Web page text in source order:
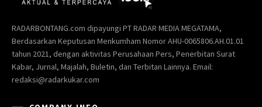
RADARBONTANG.com dipayungi PT RADAR MEDIA MEGATAMA,
Berdasarkan Keputusan Menkumham Nomor AHU-0065806.AH.01.01
tahun 2021, dengan aktivitas Perusahaan Pers, Penerbitan Surat
Kabar, Jurnal, Majalah, Buletin, dan Terbitan Lainnya. Email:
redaksi@radarkukar.com